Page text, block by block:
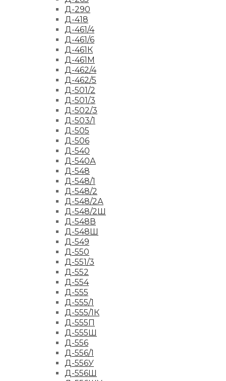
Д-290
Д-418
Д-461/4
Д-461/6
Д-461К
Д-461М
Д-462/4
Д-462/5
Д-501/2
Д-501/3
Д-502/3
Д-503/1
Д-505
Д-506
Д-540
Д-540А
Д-548
Д-548/1
Д-548/2
Д-548/2А
Д-548/2Ш
Д-548В
Д-548Ш
Д-549
Д-550
Д-551/3
Д-552
Д-554
Д-555
Д-555/1
Д-555/1К
Д-555П
Д-555Ш
Д-556
Д-556/1
Д-556У
Д-556Ш